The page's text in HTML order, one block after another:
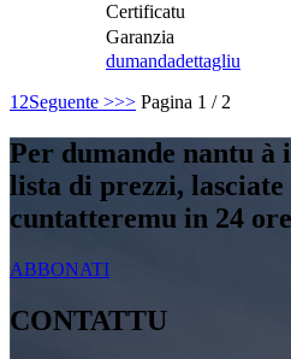
Certificatu
Garanzia
dumandadettagliu
1 2Seguente >>> Pagina 1 / 2
Per dumande nantu
lista di prezzi,
cuntatteremu in 24
ABBONATI
CONTATTU